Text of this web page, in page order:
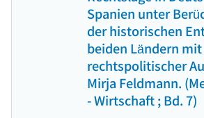
Spanien unter
der historischen
beiden Ländern mit
rechtspolitischer
Mirja Feldmann.
- Wirtschaft ; Bd. 7)